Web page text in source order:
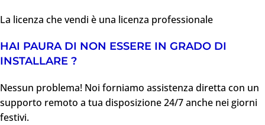
La licenza che vendi è una licenza professionale
HAI PAURA DI NON ESSERE IN GRADO DI
INSTALLARE ?
Nessun problema! Noi forniamo assistenza diretta con un
supporto remoto a tua disposizione 24/7 anche nei giorni
festivi.